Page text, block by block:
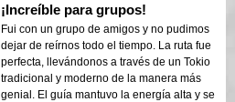
¡Increíble para grupos!
Fui con un grupo de amigos y no pudimos
dejar de reírnos todo el tiempo. La ruta fue
perfecta, llevándonos a través de un Tokio
tradicional y moderno de la manera más
genial. El guía mantuvo la energía alta y se